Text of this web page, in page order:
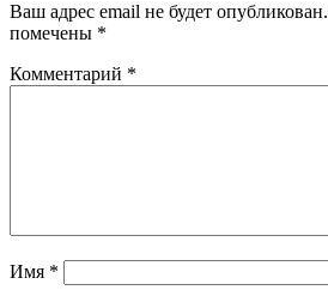
Ваш адрес email не будет опубликован.
помечены *
Комментарий *
Имя *